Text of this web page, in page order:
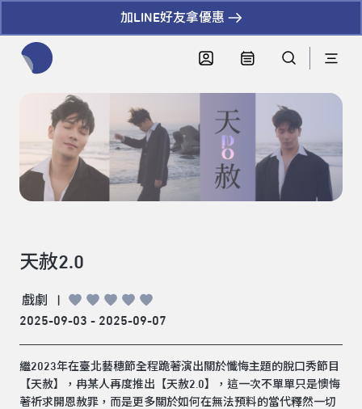
加LINE好友拿優惠
天赦2.0
戲劇
|
2025-09-03 - 2025-09-07
繼2023年在臺北藝穗節全程跪著演出關於懺悔主題的脫口秀節目
【天赦】，冉某人再度推出【天赦2.0】，這一次不單單只是懊悔
著祈求開恩赦罪，而是更多關於如何在無法預料的當代釋然一切